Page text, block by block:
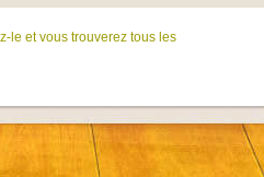
le et vous trouverez tous les